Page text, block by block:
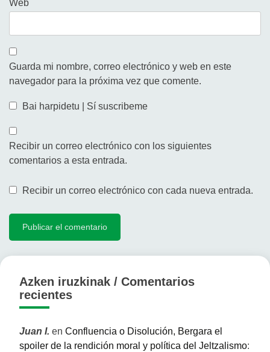
Web
Guarda mi nombre, correo electrónico y web en este
navegador para la próxima vez que comente.
Bai harpidetu | Sí suscribeme
Recibir un correo electrónico con los siguientes
comentarios a esta entrada.
Recibir un correo electrónico con cada nueva entrada.
Azken iruzkinak / Comentarios
recientes
Juan I. en Confluencia o Disolución, Bergara el
spoiler de la rendición moral y política del Jeltzalismo: